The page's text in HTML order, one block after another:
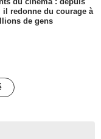
il redonne du courage à
de gens